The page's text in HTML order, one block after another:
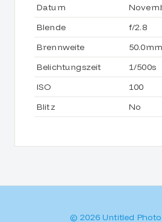
Datum
Blende
f/2.8
Brennweite
50.0mm
Belichtungszeit
1/500s
ISO
100
Blitz
No
© 2026 Untitled